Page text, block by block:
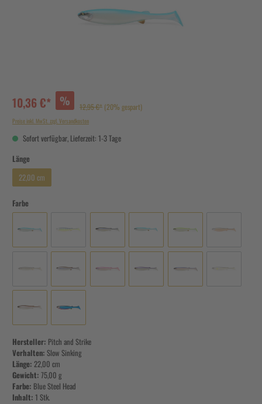
10,36 €* % 12,95 €* (20% gespart)
Preise inkl. MwSt. zzgl. Versandkosten
Sofort verfügbar, Lieferzeit: 1-3 Tage
Länge
22,00 cm
Farbe
Hersteller: Pitch and Strike
Verhalten: Slow Sinking
Länge: 22,00 cm
Gewicht: 75,00 g
Farbe: Blue Steel Head
Inhalt: 1 Stk.